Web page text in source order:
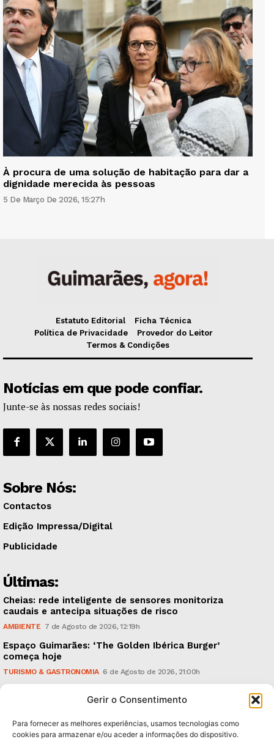
Gerir o Consentimento
Para fornecer as melhores experiências, usamos tecnologias como
cookies para armazenar e/ou aceder a informações do dispositivo.
À procura de uma solução de habitação para dar a
dignidade merecida às pessoas
5 De Março De 2026, 15:27h
Estatuto Editorial
Ficha Técnica
Política de Privacidade
Provedor do Leitor
Termos & Condições
Notícias em que pode confiar.
Junte-se às nossas redes sociais!
Sobre Nós:
Contactos
Edição Impressa/Digital
Publicidade
Últimas:
Cheias: rede inteligente de sensores monitoriza
caudais e antecipa situações de risco
AMBIENTE 7 de Agosto de 2026, 12:19h
Espaço Guimarães: ‘The Golden Ibérica Burger’
começa hoje
TURISMO & GASTRONOMIA 6 de Agosto de 2026, 21:00h